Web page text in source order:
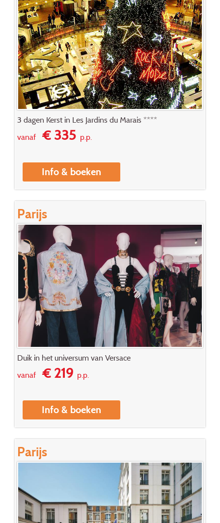
3 dagen Kerst in Les Jardins du Marais ****
vanaf€ 335p.p.
Info & boeken
Parijs
Duik in het universum van Versace
vanaf€ 219p.p.
Info & boeken
Parijs